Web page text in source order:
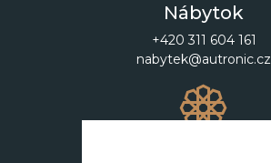
Nábytok
+420 311 604 161
nabytek@autronic.cz